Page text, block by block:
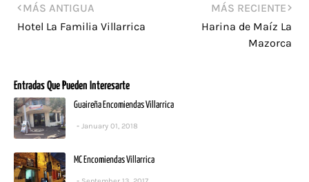
MÁS RECIENTE
Harina de Maíz La
Mazorca
MÁS ANTIGUA
Hotel La Familia Villarrica
Entradas Que Pueden Interesarte
Guaireña Encomiendas Villarrica
January 01, 2018
MC Encomiendas Villarrica